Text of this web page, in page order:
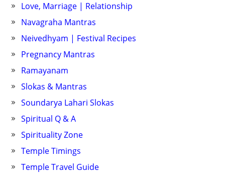
Love, Marriage | Relationship
Navagraha Mantras
Neivedhyam | Festival Recipes
Pregnancy Mantras
Ramayanam
Slokas & Mantras
Soundarya Lahari Slokas
Spiritual Q & A
Spirituality Zone
Temple Timings
Temple Travel Guide